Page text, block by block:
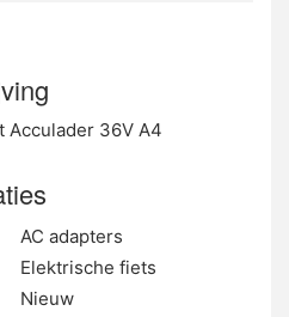
Acculader 36V A4
AC adapters
Elektrische fiets
Nieuw